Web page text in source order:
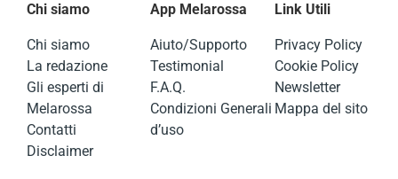
Chi siamo
Chi siamo
La redazione
Gli esperti di
Melarossa
Contatti
Disclaimer
App Melarossa
Aiuto/Supporto
Testimonial
F.A.Q.
Condizioni Generali
d’uso
Link Utili
Privacy Policy
Cookie Policy
Newsletter
Mappa del sito